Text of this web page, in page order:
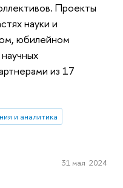
Проекты
науки и
юбилейном
из 17
и аналитика
31 мая 2024